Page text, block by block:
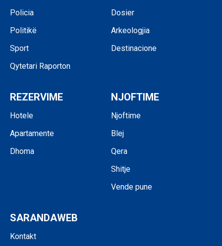
Policia
Politikë
Sport
Qytetari Raporton
Dosier
Arkeologjia
Destinacione
REZERVIME
Hotele
Apartamente
Dhoma
NJOFTIME
Njoftime
Blej
Qera
Shitje
Vende pune
SARANDAWEB
Kontakt